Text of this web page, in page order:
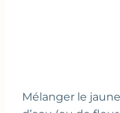
Mélanger le